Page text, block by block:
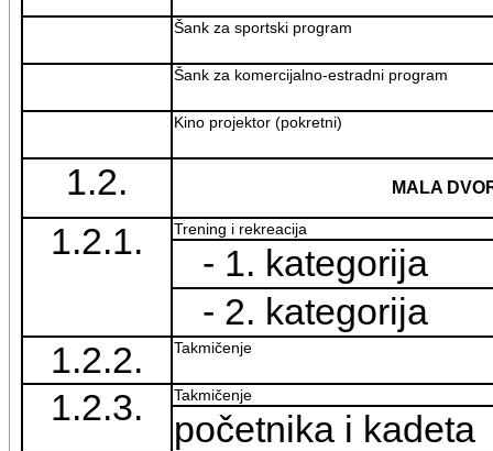
Šank za sportski program
Šank za komercijalno-estradni program
Kino projektor (pokretni)
1.2. MALA
1.2.1. Trening i rekreacija
- 1. kategorija
- 2. kategorija
1.2.2.
Takmičenje
1.2.3. Takmičenje
početnika i kadeta